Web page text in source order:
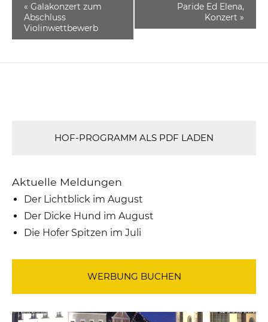
« Galakonzert zum
Abschluss
Violinwettbewerb
Paride Ed Elena,
Konzert »
HOF-PROGRAMM ALS PDF LADEN
Aktuelle Meldungen
Der Lichtblick im August
Der Dicke Hund im August
Die Hofer Spitzen im Juli
WERBUNG BUCHEN